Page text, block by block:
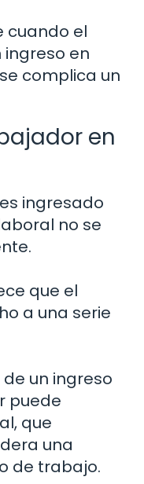
cuando el
en
complica un
en
ingresado
no se
que el
a una serie
un ingreso
puede
que
una
de trabajo.